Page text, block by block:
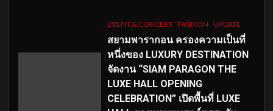
EVENT & CONCERT FASHION UPDATE
สยามพารากอน ครองความเป็นที่
หนึ่งของ LUXURY DESTINATION
จัดงาน “SIAM PARAGON THE
LUXE HALL OPENING
CELEBRATION” เปิดพื้นที่ LUXE